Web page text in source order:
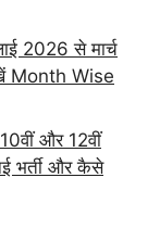
2026 से मार्च
Month Wise
और 12वीं
भर्ती और कैसे